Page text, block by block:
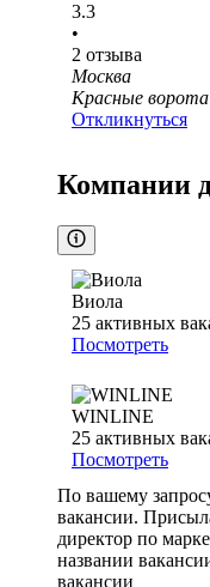
3.3
•
2 отзыва
Москва
Красные ворота
Откликнуться
Компании
Виола
25 активных
Посмотреть
WINLINE
25 активных
Посмотреть
По вашему
вакансии.
директор по
названии
вакансии